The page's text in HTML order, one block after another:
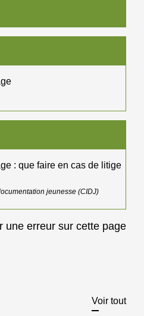
: que faire en cas de litige
jeunesse (CIDJ)
une erreur sur cette page
Voir tout